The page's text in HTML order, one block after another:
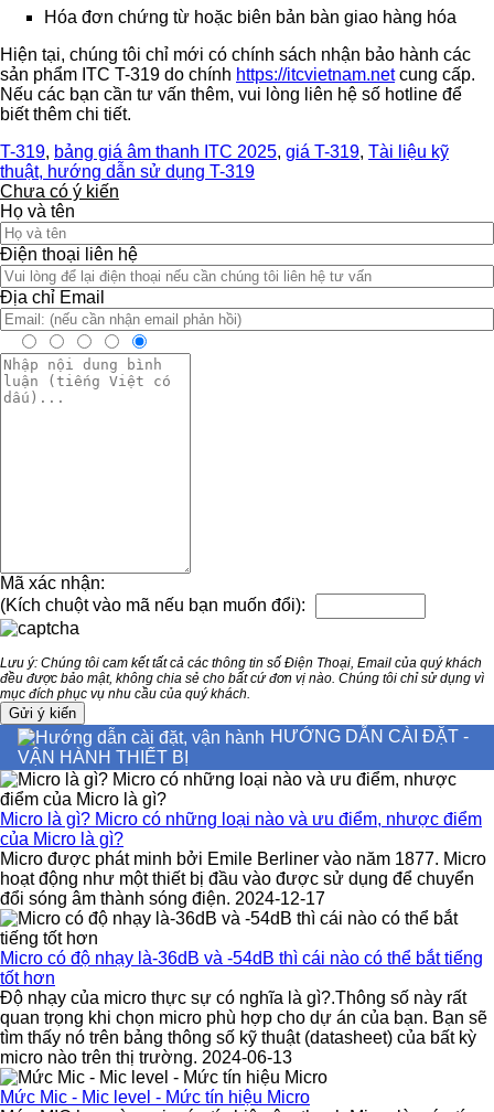
Hóa đơn chứng từ hoặc biên bản bàn giao hàng hóa
Hiện tại, chúng tôi chỉ mới có chính sách nhận bảo hành các
sản phẩm ITC T-319 do chính https://itcvietnam.netcung cấp.
Nếu các bạn cần tư vấn thêm, vui lòng liên hệ số hotline để
biết thêm chi tiết.
T-319, bảng giá âm thanh ITC 2025, giá T-319, Tài liệu kỹ
thuật, hướng dẫn sử dụng T-319
Chưa có ý kiến
Họ và tên
Điện thoại liên hệ
Địa chỉ Email
Mã xác nhận:
(Kích chuột vào mã nếu bạn muốn đổi):
Lưu ý: Chúng tôi cam kết tất cả các thông tin số Điện Thoại, Email của quý khách
đều được bảo mật, không chia sẻ cho bất cứ đơn vị nào. Chúng tôi chỉ sử dụng vì
mục đích phục vụ nhu cầu của quý khách.
HƯỚNG DẪN CÀI ĐẶT -
VẬN HÀNH THIẾT BỊ
Micro là gì? Micro có những loại nào và ưu điểm, nhược điểm
của Micro là gì?
Micro được phát minh bởi Emile Berliner vào năm 1877. Micro
hoạt động như một thiết bị đầu vào được sử dụng để chuyển
đổi sóng âm thành sóng điện. 2024-12-17
Micro có độ nhạy là-36dB và -54dB thì cái nào có thể bắt tiếng
tốt hơn
Độ nhạy của micro thực sự có nghĩa là gì?.Thông số này rất
quan trọng khi chọn micro phù hợp cho dự án của bạn. Bạn sẽ
tìm thấy nó trên bảng thông số kỹ thuật (datasheet) của bất kỳ
micro nào trên thị trường. 2024-06-13
Mức Mic - Mic level - Mức tín hiệu Micro